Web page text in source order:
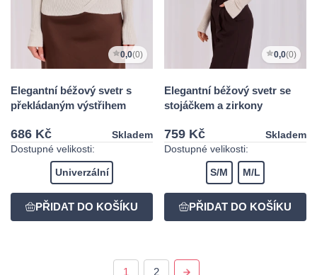
0,0(0)
Elegantní béžový svetr s
překládaným výstřihem
686 Kč
Skladem
Dostupné velikosti:
Univerzální
0,0(0)
Elegantní béžový svetr se
stojáčkem a zirkony
759 Kč
Skladem
Dostupné velikosti:
S/M M/L
1 2